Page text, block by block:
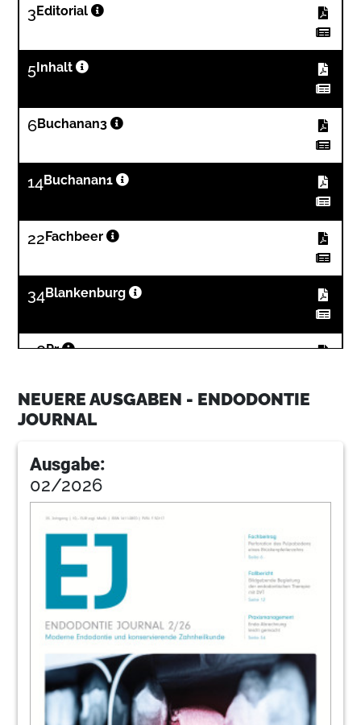
3 Editorial
5 Inhalt
6Buchanan3
14Buchanan1
22 Fachbeer
34Blankenburg
38Pr
43Clauder
50Kongresseimpressum
NEUERE AUSGABEN - ENDODONTIE
JOURNAL
Ausgabe:
02/2026